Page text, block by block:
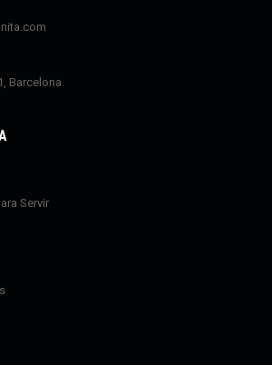
Barcelona
Servir